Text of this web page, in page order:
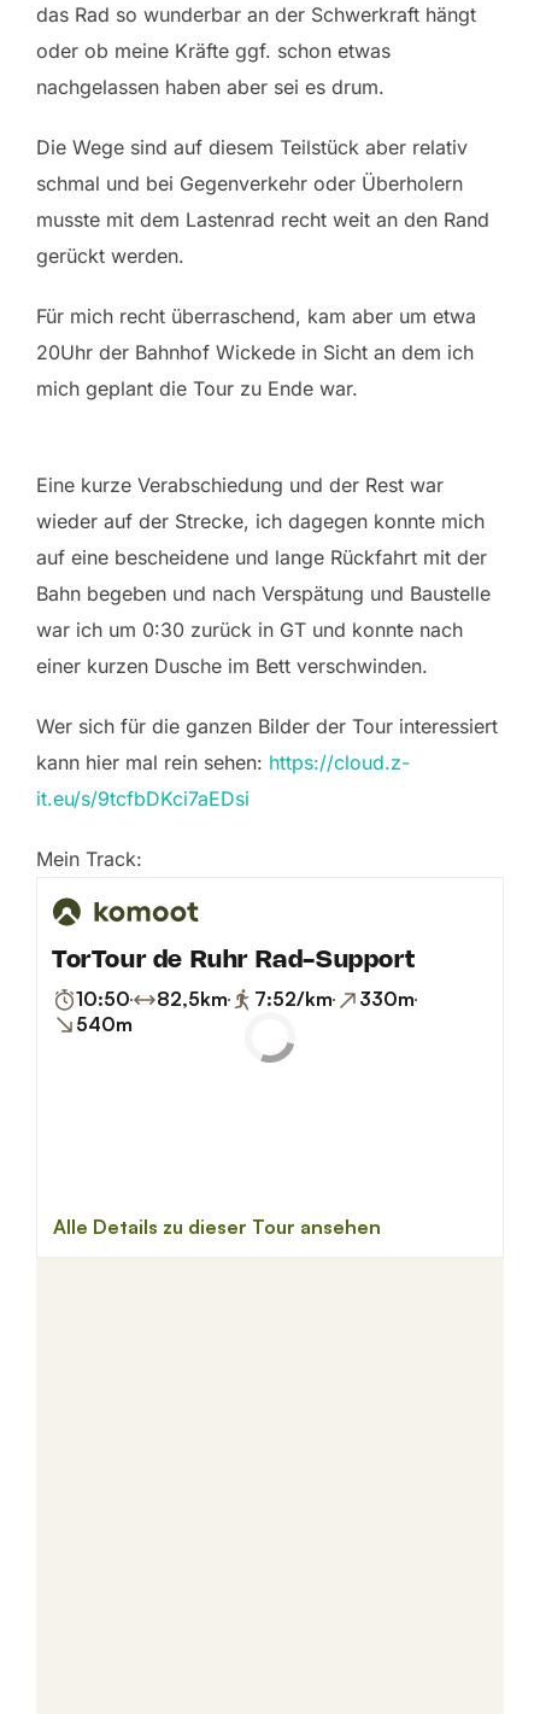
das Rad so wunderbar an der Schwerkraft hängt
oder ob meine Kräfte ggf. schon etwas
nachgelassen haben aber sei es drum.
Die Wege sind auf diesem Teilstück aber relativ
schmal und bei Gegenverkehr oder Überholern
musste mit dem Lastenrad recht weit an den Rand
gerückt werden.
Für mich recht überraschend, kam aber um etwa
20Uhr der Bahnhof Wickede in Sicht an dem ich
mich geplant die Tour zu Ende war.
Eine kurze Verabschiedung und der Rest war
wieder auf der Strecke, ich dagegen konnte mich
auf eine bescheidene und lange Rückfahrt mit der
Bahn begeben und nach Verspätung und Baustelle
war ich um 0:30 zurück in GT und konnte nach
einer kurzen Dusche im Bett verschwinden.
Wer sich für die ganzen Bilder der Tour interessiert
kann hier mal rein sehen: https://cloud.z-
it.eu/s/9tcfbDKci7aEDsi
Mein Track: